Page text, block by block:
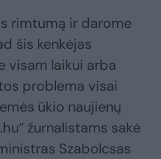
rimtumą ir darome
šis kenkėjas
visam laikui arba
problema visai
ūkio naujienų
žurnalistams sakė
Szabolcsas